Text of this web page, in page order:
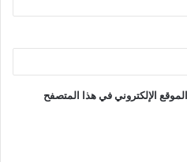
الإلكتروني في هذا المتصفح